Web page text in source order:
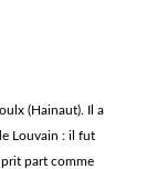
(Hainaut). Il a
Louvain : il fut
part comme